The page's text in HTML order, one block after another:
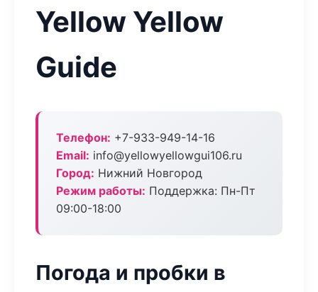
Yellow Yellow
Guide
Телефон: +7-933-949-14-16
Email: info@yellowyellowgui106.ru
Город: Нижний Новгород
Режим работы: Поддержка: Пн-Пт
09:00-18:00
Погода и пробки в